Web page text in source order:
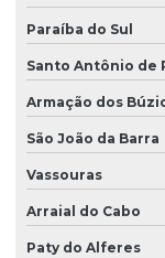
Paraíba do Sul
Santo Antônio de
Armação dos
São João da Barra
Vassouras
Arraial do Cabo
Paty do Alferes